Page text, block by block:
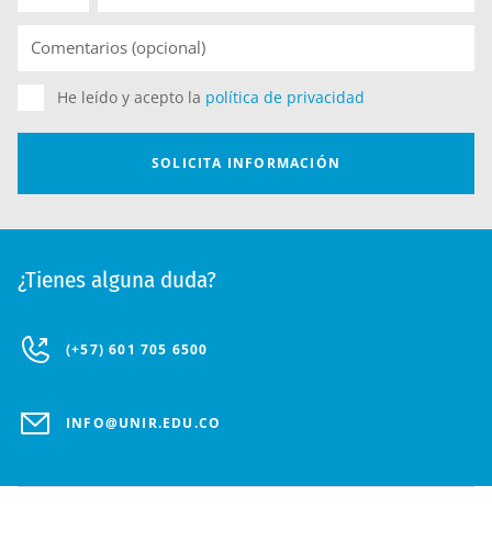
¿Tienes alguna duda?
(+57) 601 705 6500
INFO@UNIR.EDU.CO